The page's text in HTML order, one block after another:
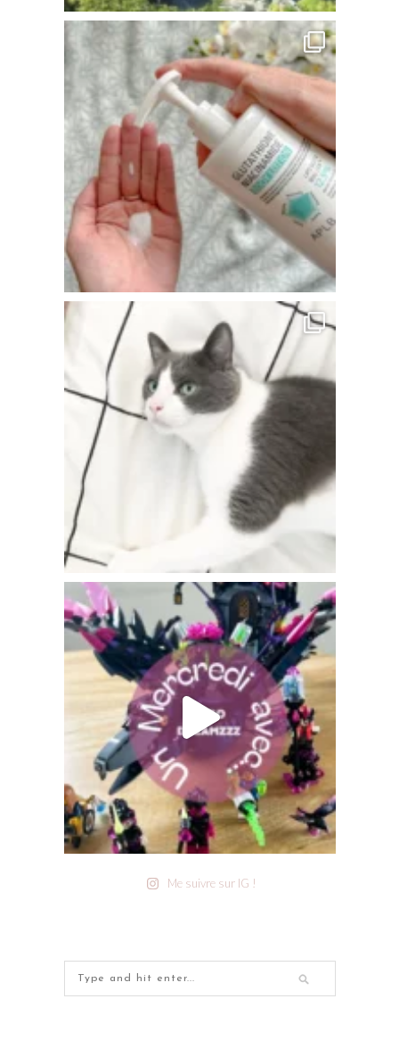
Me suivre sur IG !